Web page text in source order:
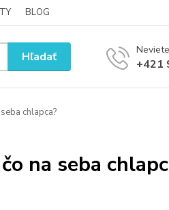
BLOG
Hľadať
+421
chlapca?
na seba